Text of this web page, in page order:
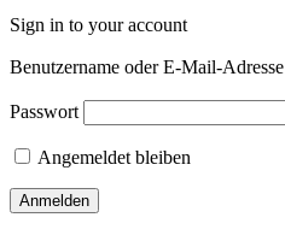
Sign in to your account
Benutzername oder E-Mail-Adresse
Passwort
Angemeldet bleiben